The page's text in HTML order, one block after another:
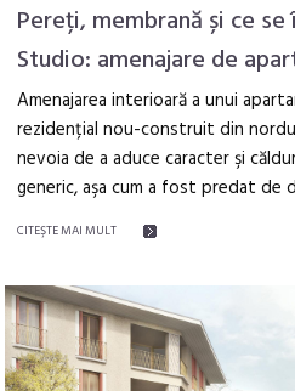
Pereți, membrană și ce
Studio: amenajare de
Amenajarea interioară a unui
rezidențial nou-construit din
nevoia de a aduce caracter şi
generic, aşa cum a fost predat de
CITEŞTE MAI MULT